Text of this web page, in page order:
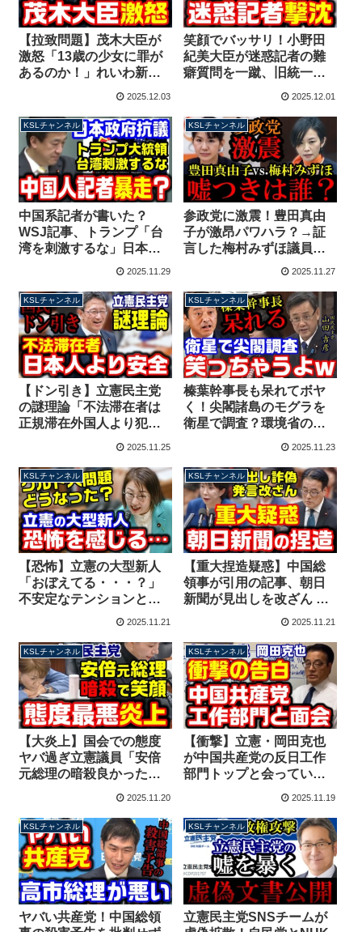
【拉致問題】茂木大臣が
激怒「13歳の少女に罪が
あるのか！」れいわ新選
に反論【KSLチャンネ
ル】
2025.12.03
笑顔でバッサリ！小野田
紀美大臣が迷惑記者の難
癖質問を一蹴、旧統一教
外です」【KSLチャンネ
ル】
2025.12.01
KSLチャンネル
中国系記者が書いた？
WSJ記事、トランプ「台
湾を刺激するな」日本政
府が抗議「事実ではな
2025.11.29
KSLチャンネル
参政党に激震！豊田真由
子が激昂パワハラ？→証
言した梅村みずほ議員が
役職解任の処分、嘘を言
【KSLチャンネル】
2025.11.27
KSLチャンネル
【ドン引き】立憲民主党
の謎理論「不法滞在者は
正規滞在外国人より犯罪
安心を脅かさない」
【KSLチャンネル】
2025.11.25
KSLチャンネル
榛葉幹事長も呆れてボヤ
く！尖閣諸島のモグラを
衛星で調査？環境省の答
「ヤギも見えない」
【KSLチャンネル】
2025.11.23
KSLチャンネル
【恐怖】立憲の大型新人
「おぼえてる・・・？」
不安定なテンションと音
量がバグってホラー！ク
【KSLチャンネル】
2025.11.21
KSLチャンネル
【重大捏造疑惑】中国総
領事が引用の記事、朝日
新聞が見出しを改ざん 岡
田克也議員の質問は大幅
に【KSLチャンネル】
2025.11.21
KSLチャンネル
【大炎上】国会での態度
ヤバ過ぎ立憲議員「安倍
元総理の暗殺良かった」
【KSLチャンネル】
2025.11.20
KSLチャンネル
【衝撃】立憲・岡田克也
が中国共産党の反日工作
部門トップと会ってい
して「けしからん」指導
される【KSLチャンネ
ル】
2025.11.19
KSLチャンネル
ヤバい共産党！中国総領
KSLチャンネル
立憲民主党SNSチームが